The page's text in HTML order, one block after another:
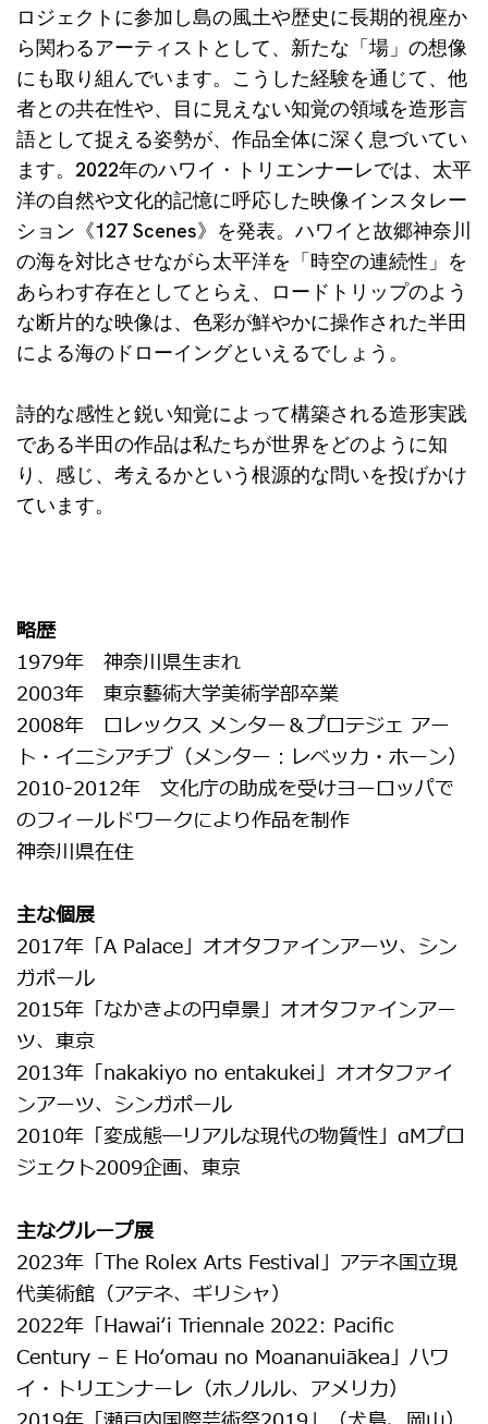
ロジェクトに参加し島の風土や歴史に長期的視座か
ら関わるアーティストとして、新たな「場」の想像
にも取り組んでいます。こうした経験を通じて、他
者との共在性や、目に見えない知覚の領域を造形言
語として捉える姿勢が、作品全体に深く息づいてい
ます。2022年のハワイ・トリエンナーレでは、太平
洋の自然や文化的記憶に呼応した映像インスタレー
ション《127 Scenes》を発表。ハワイと故郷神奈川
の海を対比させながら太平洋を「時空の連続性」を
あらわす存在としてとらえ、ロードトリップのよう
な断片的な映像は、色彩が鮮やかに操作された半田
による海のドローイングといえるでしょう。
詩的な感性と鋭い知覚によって構築される造形実践
である半田の作品は私たちが世界をどのように知
り、感じ、考えるかという根源的な問いを投げかけ
ています。
略歴
1979年 神奈川県生まれ
2003年 東京藝術大学美術学部卒業
2008年 ロレックス メンター＆プロテジェ アー
ト・イニシアチブ（メンター：レベッカ・ホーン）
2010-2012年 文化庁の助成を受けヨーロッパで
のフィールドワークにより作品を制作
神奈川県在住
主な個展
2017年「A Palace」オオタファインアーツ、シン
ガポール
2015年「なかきよの円卓景」オオタファインアー
ツ、東京
2013年「nakakiyo no entakukei」オオタファイ
ンアーツ、シンガポール
2010年「変成態―リアルな現代の物質性」αMプロ
ジェクト2009企画、東京
主なグループ展
2023年「The Rolex Arts Festival」アテネ国立現
代美術館（アテネ、ギリシャ）
2022年「Hawai‘i Triennale 2022: Pacific
Century – E Ho‘omau no Moananuiākea」ハワ
イ・トリエンナーレ（ホノルル、アメリカ）